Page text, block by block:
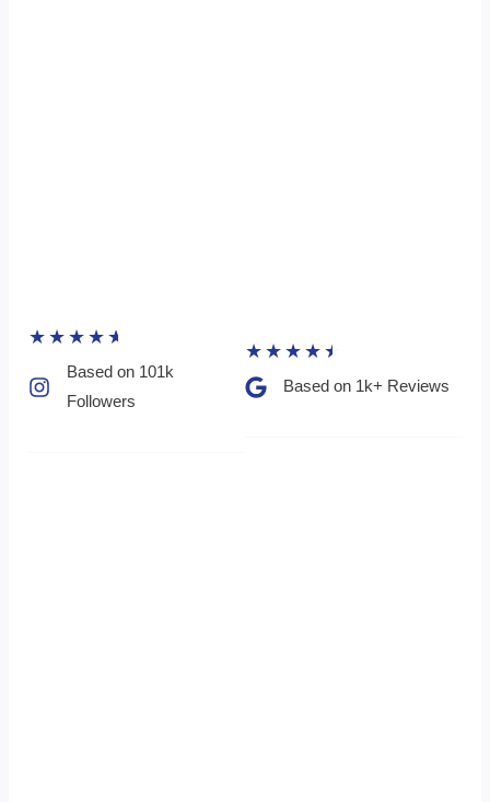
★ ★ ★ ★ ★
Based on 101k
Followers​
★ ★ ★ ★ ★
Based on 1k+ Reviews​